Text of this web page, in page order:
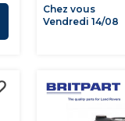
Chez vous
Vendredi 14/08